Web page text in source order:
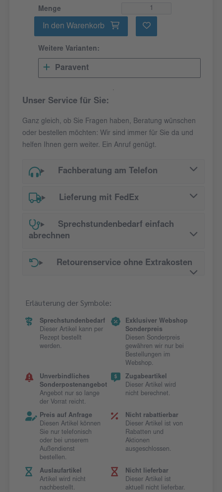
Menge
In den Warenkorb
Weitere Varianten:
Paravent
Unser Service für Sie:
Ganz gleich, ob Sie Fragen haben, Beratung wünschen
oder bestellen möchten: Wir sind immer für Sie da und
helfen Ihnen gern weiter. Ein Anruf genügt.
Fachberatung am Telefon
Lieferung mit FedEx
Sprechstundenbedarf einfach
abrechnen
Retourenservice ohne Extrakosten
Erläuterung der Symbole:
Sprechstundenbedarf
Dieser Artikel kann per
Rezept bestellt
werden.
Exklusiver Webshop
Sonderpreis
Diesen Sonderpreis
gewähren wir nur bei
Bestellungen im
Webshop.
Unverbindliches
Sonderpostenangebot
Angebot nur so lange
der Vorrat reicht.
Zugabeartikel
Dieser Artikel wird
nicht berechnet.
Preis auf Anfrage
Diesen Artikel können
Sie nur telefonisch
oder bei unserem
Außendienst
bestellen.
Nicht rabattierbar
Dieser Artikel ist von
Rabatten und
Aktionen
ausgeschlossen.
Auslaufartikel
Artikel wird nicht
nachbestellt.
Nicht lieferbar
Dieser Artikel ist
aktuell nicht lieferbar.